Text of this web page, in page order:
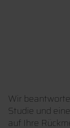
Wir
Studie und
auf Ihre